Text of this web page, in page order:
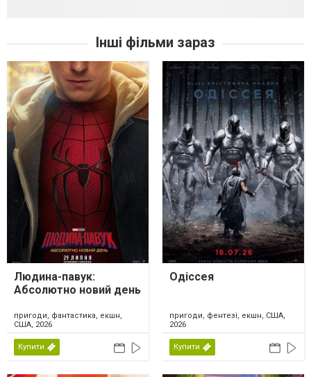
Інші фільми зараз
Людина-павук:
Абсолютно новий день
пригоди, фантастика, екшн,
США, 2026
Купити
Одіссея
пригоди, фентезі, екшн, США,
2026
Купити